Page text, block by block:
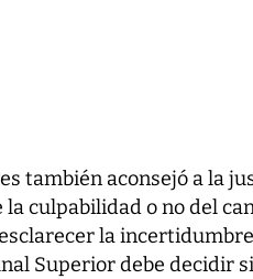
también aconsejó a la
la culpabilidad o no del
la
Superior debe decidir